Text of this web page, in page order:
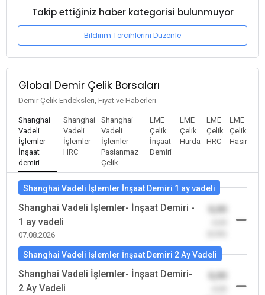
Takip ettiğiniz haber kategorisi bulunmuyor
Bildirim Tercihlerini Düzenle
Global Demir Çelik Borsaları
Demir Çelik Endeksleri, Fiyat ve Haberleri
Shanghai
Vadeli
İşlemler-
İnşaat
demiri
Shanghai
Vadeli
İşlemler
HRC
Shanghai
Vadeli
İşlemler-
Paslanmaz
Çelik
LME
Çelik
İnşaat
Demiri
LME
Çelik
Hurda
LME
Çelik
HRC
LME
Çelik
Hasır
Shanghai Vadeli İşlemler İnşaat Demiri 1 ay vadeli
Shanghai Vadeli İşlemler- İnşaat Demiri -
1 ay vadeli
07.08.2026
0,00
Shanghai Vadeli İşlemler İnşaat Demiri 2 Ay Vadeli
Shanghai Vadeli İşlemler- İnşaat Demiri-
2 Ay Vadeli
0,00